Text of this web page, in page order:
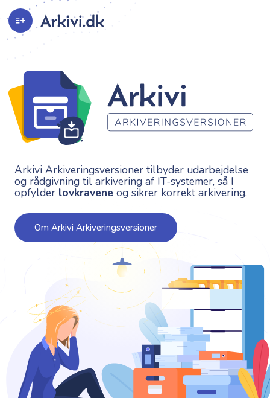
Arkivi Arkiveringsversioner tilbyder udarbejdelse
og rådgivning til arkivering af IT-systemer, så I
opfylder lovkravene og sikrer korrekt arkivering.
Om Arkivi Arkiveringsversioner